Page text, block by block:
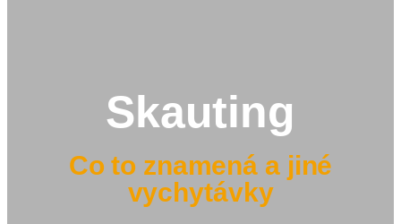
Skauting
Co to znamená a jiné
vychytávky